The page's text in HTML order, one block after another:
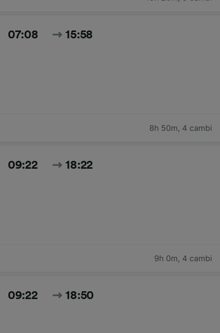
07:08 15:58
8h 50m, 4 cambi
09:22 18:22
9h 0m, 4 cambi
09:22 18:50